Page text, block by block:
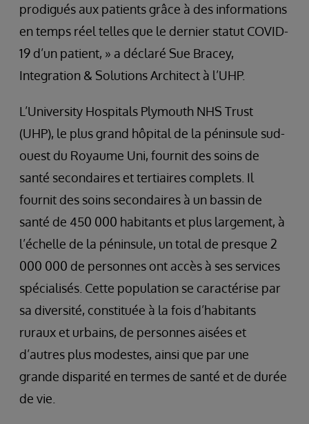
prodigués aux patients grâce à des informations
en temps réel telles que le dernier statut COVID-
19 d’un patient, » a déclaré Sue Bracey,
Integration & Solutions Architect à l’UHP.
L’University Hospitals Plymouth NHS Trust
(UHP), le plus grand hôpital de la péninsule sud-
ouest du Royaume Uni, fournit des soins de
santé secondaires et tertiaires complets. Il
fournit des soins secondaires à un bassin de
santé de 450 000 habitants et plus largement, à
l’échelle de la péninsule, un total de presque 2
000 000 de personnes ont accès à ses services
spécialisés. Cette population se caractérise par
sa diversité, constituée à la fois d’habitants
ruraux et urbains, de personnes aisées et
d’autres plus modestes, ainsi que par une
grande disparité en termes de santé et de durée
de vie.